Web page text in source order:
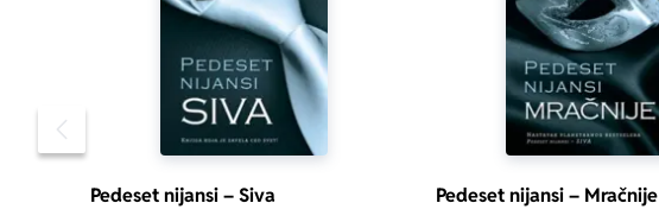
Pomeranje sadržaja slajdera u levo
Pedeset nijansi – Siva Pedeset nijansi – Mračnije